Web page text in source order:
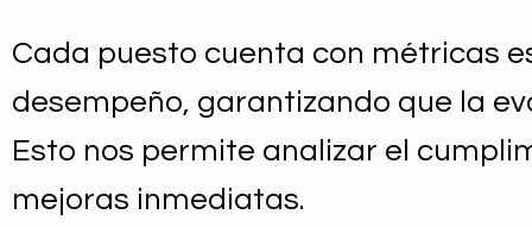
Cada puesto cuenta con métricas
desempeño, garantizando que la
Esto nos permite analizar el
mejoras inmediatas.